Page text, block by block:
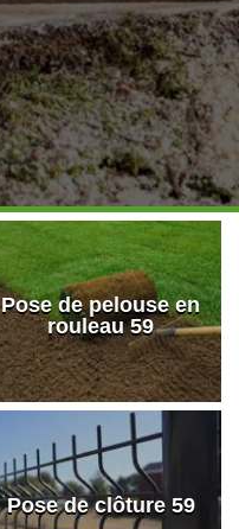
Pose de pelouse en
rouleau 59
Pose de clôture 59